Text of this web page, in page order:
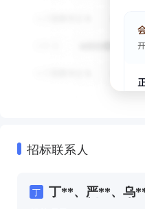
招标联系人
丁
丁**、严**、乌